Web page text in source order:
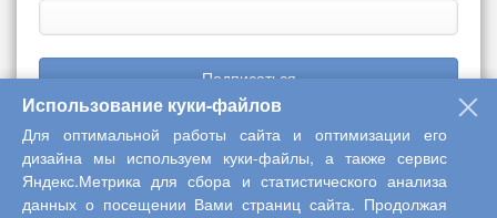
Подписаться
Copyright © 2013-2026 Центр научного сотрудничества «Интерактив
Использование куки-файлов
Для оптимальной работы сайта и оптимизации его
дизайна мы используем куки-файлы, а также сервис
Яндекс.Метрика для сбора и статистического анализа
данных о посещении Вами страниц сайта. Продолжая